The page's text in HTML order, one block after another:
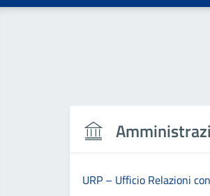
URP – Ufficio Relazioni